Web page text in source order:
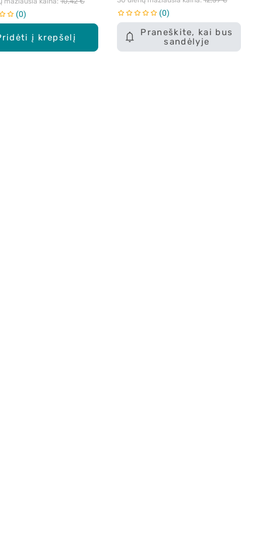
į krepšelį
0
Praneškite, kai bus
sandėlyje
0